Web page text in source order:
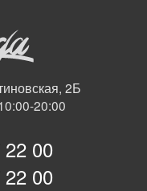
2Б
20:00
00
00